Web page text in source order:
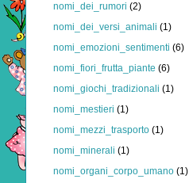
nomi_dei_rumori (2)
nomi_dei_versi_animali (1)
nomi_emozioni_sentimenti (6)
nomi_fiori_frutta_piante (6)
nomi_giochi_tradizionali (1)
nomi_mestieri (1)
nomi_mezzi_trasporto (1)
nomi_minerali (1)
nomi_organi_corpo_umano (1)